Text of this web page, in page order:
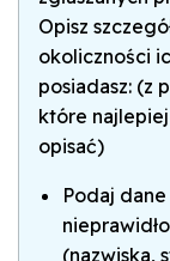
Opisz
okoliczności
posiadasz: (z
które
opisać)
Podaj
(nazwiska,